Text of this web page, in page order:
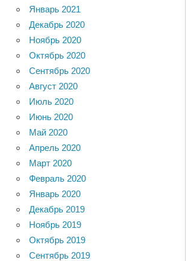
Январь 2021
Декабрь 2020
Ноябрь 2020
Октябрь 2020
Сентябрь 2020
Август 2020
Июль 2020
Июнь 2020
Май 2020
Апрель 2020
Март 2020
Февраль 2020
Январь 2020
Декабрь 2019
Ноябрь 2019
Октябрь 2019
Сентябрь 2019